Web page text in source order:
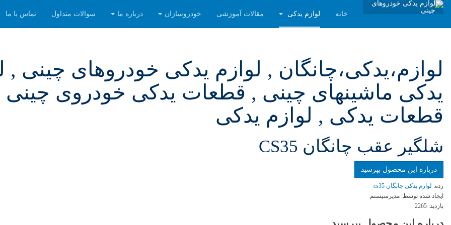
خانه لوازم یدکی مقالات آموزشی خودروسازان درباره ما سوالات متداول تماس با ما
لوازم،یدکی،چانگان , لوازم یدکی خودروهای چینی ,
یدکی ماشینهای چینی , قطعات یدکی خودروی چینی
قطعات یدکی , لوازم یدکی
شلگير عقب چانگان CS35
درباره این محصول بپرسید
رده: لوازم یدکی چانگان cs35
ایجاد شده توسط: مدیرسیستم
بازدید: 2265